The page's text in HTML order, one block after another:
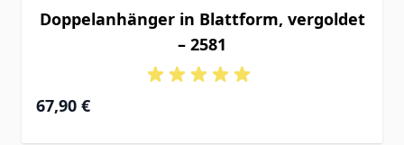
Doppelanhänger in Blattform, vergoldet
– 2581
67,90 €